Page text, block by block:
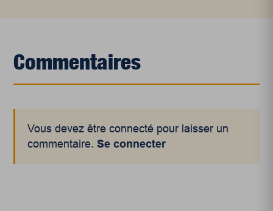
Commentaires
Vous devez être connecté pour laisser un
commentaire.Se connecter